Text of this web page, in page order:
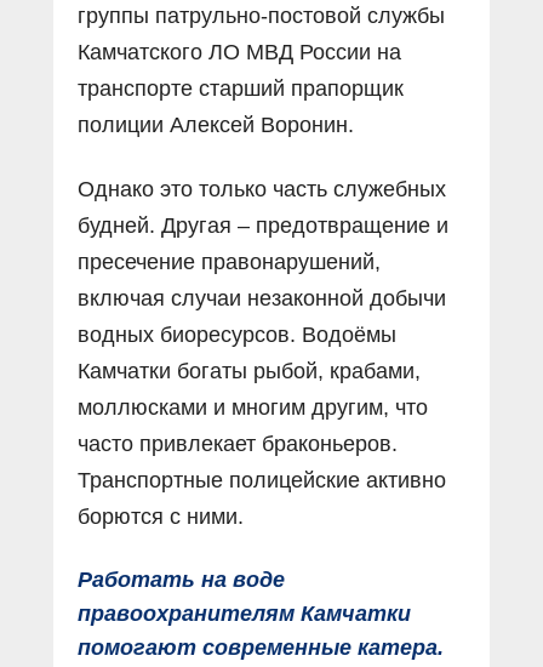
группы патрульно-постовой службы
Камчатского ЛО МВД России на
транспорте старший прапорщик
полиции Алексей Воронин.
Однако это только часть служебных
будней. Другая – предотвращение и
пресечение правонарушений,
включая случаи незаконной добычи
водных биоресурсов. Водоёмы
Камчатки богаты рыбой, крабами,
моллюсками и многим другим, что
часто привлекает браконьеров.
Транспортные полицейские активно
борются с ними.
Работать на воде
правоохранителям Камчатки
помогают современные катера.